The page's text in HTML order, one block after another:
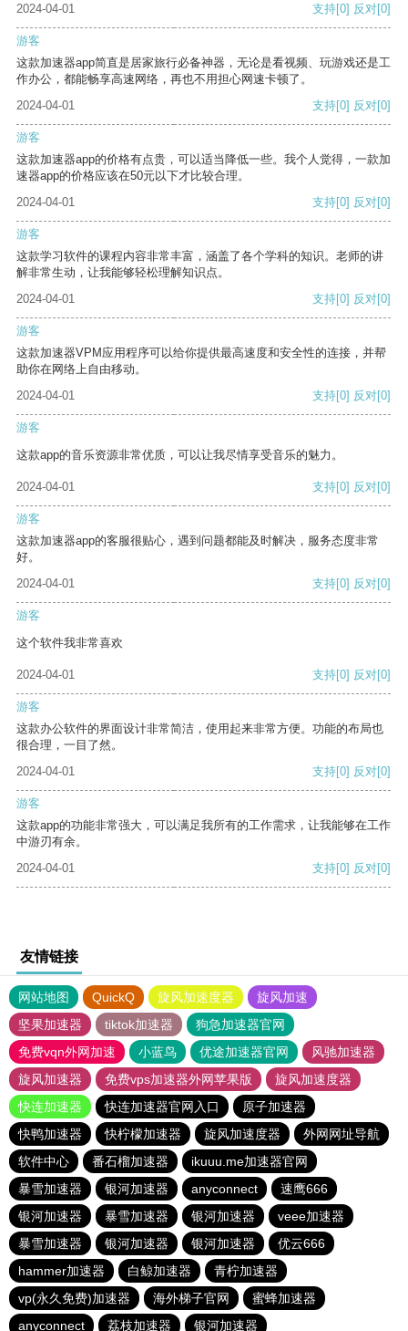
2024-04-01 支持[0] 反对[0]
游客
这款加速器app简直是居家旅行必备神器，无论是看视频、玩游戏还是工
作办公，都能畅享高速网络，再也不用担心网速卡顿了。
2024-04-01
支持[0] 反对[0]
游客
这款加速器app的价格有点贵，可以适当降低一些。我个人觉得，一款加
速器app的价格应该在50元以下才比较合理。
2024-04-01
支持[0] 反对[0]
游客
这款学习软件的课程内容非常丰富，涵盖了各个学科的知识。老师的讲
解非常生动，让我能够轻松理解知识点。
2024-04-01
支持[0] 反对[0]
游客
这款加速器VPM应用程序可以给你提供最高速度和安全性的连接，并帮
助你在网络上自由移动。
2024-04-01
支持[0] 反对[0]
游客
这款app的音乐资源非常优质，可以让我尽情享受音乐的魅力。
2024-04-01 支持[0] 反对[0]
游客
这款加速器app的客服很贴心，遇到问题都能及时解决，服务态度非常
好。
2024-04-01
支持[0] 反对[0]
游客
这个软件我非常喜欢
2024-04-01 支持[0] 反对[0]
游客
这款办公软件的界面设计非常简洁，使用起来非常方便。功能的布局也
很合理，一目了然。
2024-04-01
支持[0] 反对[0]
游客
这款app的功能非常强大，可以满足我所有的工作需求，让我能够在工作
中游刃有余。
2024-04-01
支持[0] 反对[0]
友情链接
网站地图 QuickQ 旋风加速度器
旋风加速
坚果加速器
tiktok加速器
狗急加速器官网
免费vqn外网加速
小蓝鸟 优途加速器官网
风驰加速器
旋风加速器
免费vps加速器外网苹果版
旋风加速度器
快连加速器
快连加速器官网入口
原子加速器
快鸭加速器
快柠檬加速器 旋风加速度器
外网网址导航
软件中心
番石榴加速器
ikuuu.me加速器官网
暴雪加速器
银河加速器 anyconnect
速鹰666
银河加速器
暴雪加速器 银河加速器
veee加速器
暴雪加速器
银河加速器 银河加速器
优云666
hammer加速器
白鲸加速器
青柠加速器
vp(永久免费)加速器
海外梯子官网
蜜蜂加速器
anyconnect
荔枝加速器 银河加速器